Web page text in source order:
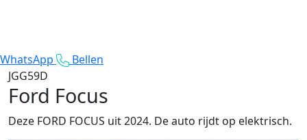
WhatsApp
Bellen
JGG59D
Ford Focus
Deze FORD FOCUS uit 2024. De auto rijdt op elektrisch.